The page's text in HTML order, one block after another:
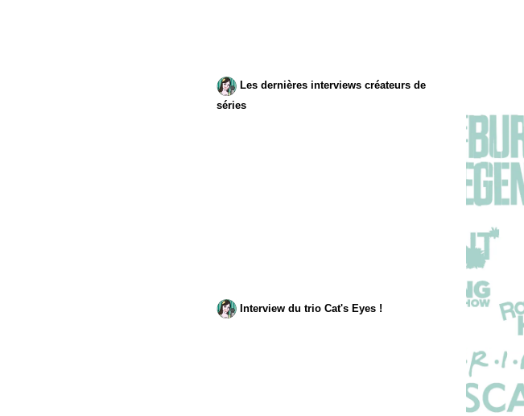
Les dernières interviews créateurs de
séries
Interview du trio Cat's Eyes !